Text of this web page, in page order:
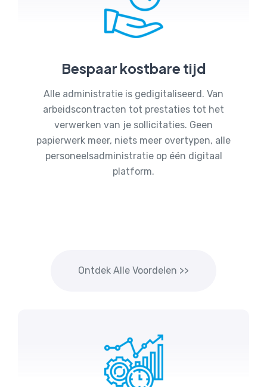
Bespaar kostbare tijd
Alle administratie is gedigitaliseerd. Van
arbeidscontracten tot prestaties tot het
verwerken van je sollicitaties. Geen
papierwerk meer, niets meer overtypen, alle
personeelsadministratie op één digitaal
platform.
Ontdek Alle Voordelen >>